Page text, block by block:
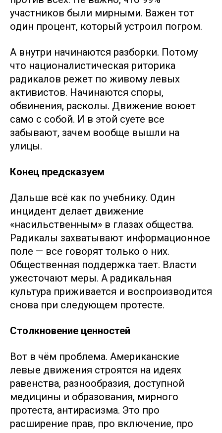
участников были мирными. Важен тот
один процент, который устроил погром.
А внутри начинаются разборки. Потому
что националистическая риторика
радикалов режет по живому левых
активистов. Начинаются споры,
обвинения, расколы. Движение воюет
само с собой. И в этой суете все
забывают, зачем вообще вышли на
улицы.
Конец предсказуем
Дальше всё как по учебнику. Один
инцидент делает движение
«насильственным» в глазах общества.
Радикалы захватывают информационное
поле — все говорят только о них.
Общественная поддержка тает. Власти
ужесточают меры. А радикальная
культура приживается и воспроизводится
снова при следующем протесте.
Столкновение ценностей
Вот в чём проблема. Американские
левые движения строятся на идеях
равенства, разнообразия, доступной
медицины и образования, мирного
протеста, антирасизма. Это про
расширение прав, про включение, про